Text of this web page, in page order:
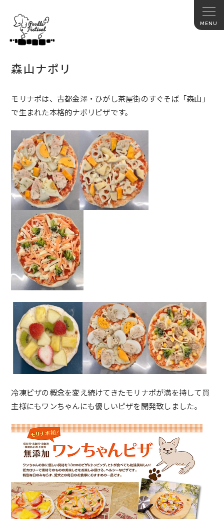
森山ナポリ
モリナポは、古都金澤・ひがし茶屋街のすぐそば「森山」
で生まれた本格的ナポリピザです。
冷凍ピザの概念を変え続けてきたモリナポが満を持して買
主様にもワンちゃんにも優しいピザを開発致しました。